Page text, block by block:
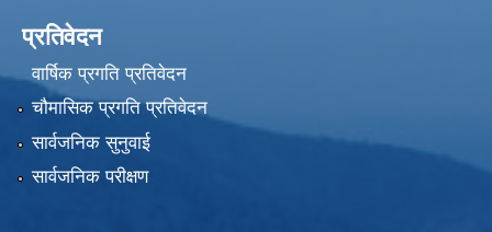
प्रतिवेदन
वार्षिक प्रगति प्रतिवेदन
चौमासिक प्रगति प्रतिवेदन
सार्वजनिक सुनुवाई
सार्वजनिक परीक्षण